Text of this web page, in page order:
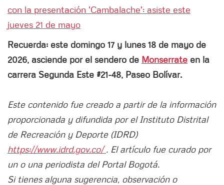
con la presentación 'Cambalache': asiste este
jueves 21 de mayo
Recuerda: este domingo 17 y lunes 18 de mayo de
2026, asciende por el sendero de Monserrate en la
carrera Segunda Este #21-48, Paseo Bolívar.
Este contenido fue creado a partir de la información
proporcionada y difundida por el Instituto Distrital
de Recreación y Deporte (IDRD)
https://www.idrd.gov.co/. El artículo fue curado por
un o una periodista del Portal Bogotá.
Si tienes alguna sugerencia, observación o